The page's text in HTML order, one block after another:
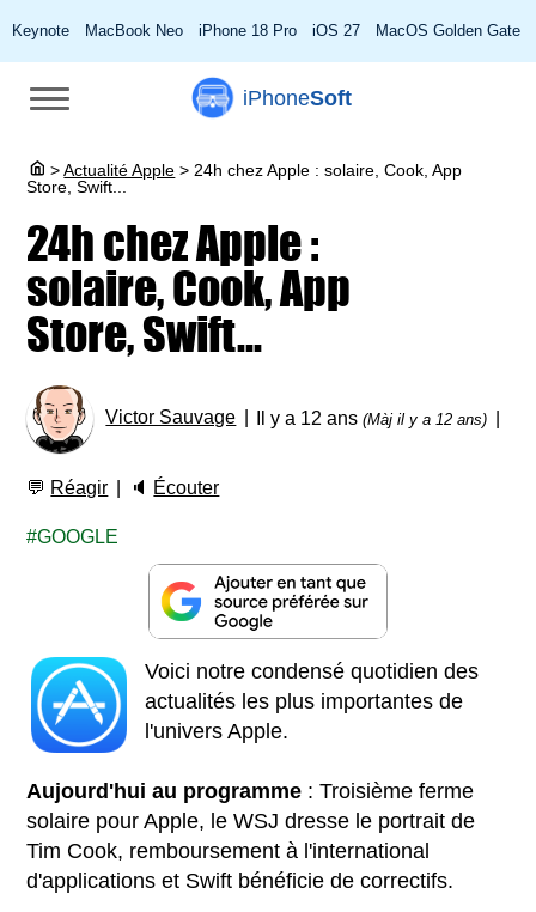
Keynote MacBook Neo iPhone 18 Pro iOS 27 MacOS Golden Gate
iPhoneSoft
> Actualité Apple > 24h chez Apple : solaire, Cook, App
Store, Swift...
24h chez Apple :
solaire, Cook, App
Store, Swift...
Victor Sauvage Il y a 12 ans(Màj il y a 12 ans)
💬 Réagir 🔈 Écouter
GOOGLE
Voici notre condensé quotidien des
actualités les plus importantes de
l'univers Apple.
Aujourd'hui au programme : Troisième ferme
solaire pour Apple, le WSJ dresse le portrait de
Tim Cook, remboursement à l'international
d'applications et Swift bénéficie de correctifs.